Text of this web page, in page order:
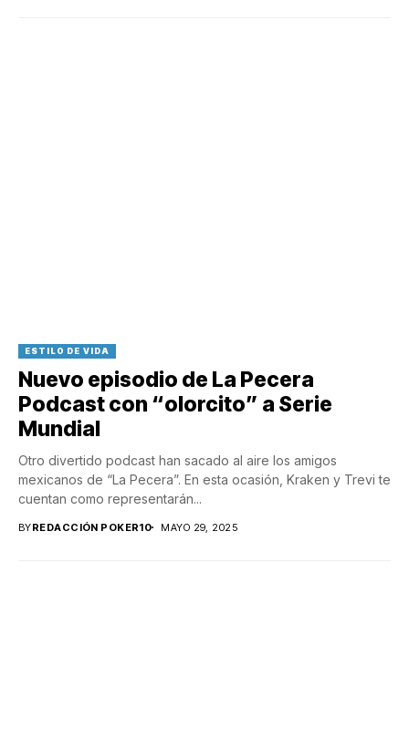
ESTILO DE VIDA
Nuevo episodio de La Pecera
Podcast con “olorcito” a Serie
Mundial
Otro divertido podcast han sacado al aire los amigos
mexicanos de “La Pecera”. En esta ocasión, Kraken y Trevi te
cuentan como representarán...
BYREDACCIÓN POKER10 MAYO 29, 2025